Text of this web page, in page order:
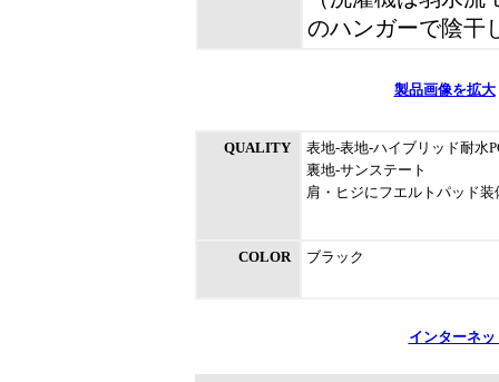
のハンガーで陰干
製品画像を拡大
QUALITY
表地-表地-ハイブリッド耐水
裏地-サンステート
肩・ヒジにフエルトパッド装
COLOR ブラック
インターネ